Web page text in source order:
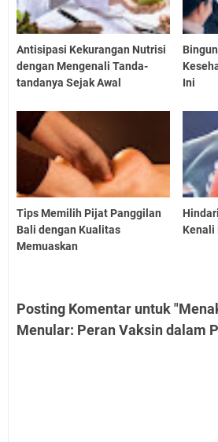
Antisipasi Kekurangan Nutrisi
dengan Mengenali Tanda-
tandanya Sejak Awal
Ini
Tips Memilih Pijat Panggilan
Bali dengan Kualitas
Memuaskan
Kenali
Posting Komentar untuk
Menular: Peran Vaksin dalam